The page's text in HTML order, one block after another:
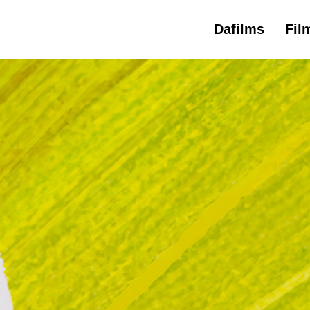
Dafilms